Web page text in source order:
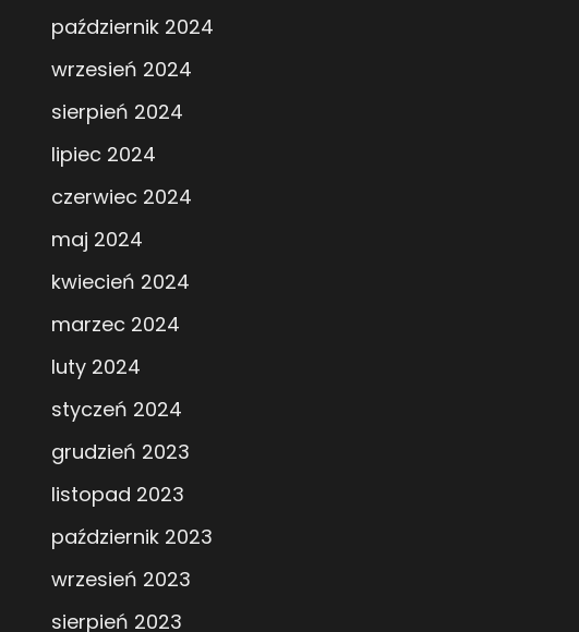
październik 2024
wrzesień 2024
sierpień 2024
lipiec 2024
czerwiec 2024
maj 2024
kwiecień 2024
marzec 2024
luty 2024
styczeń 2024
grudzień 2023
listopad 2023
październik 2023
wrzesień 2023
sierpień 2023